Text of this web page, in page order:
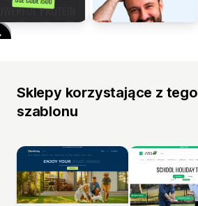
Sklepy korzystające z tego
szablonu